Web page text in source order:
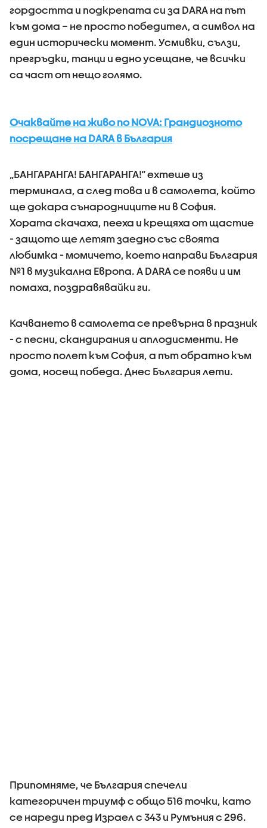
гордостта и подкрепата си за DARA на път
към дома – не просто победител, а символ на
един исторически момент. Усмивки, сълзи,
прегръдки, танци и едно усещане, че всички
са част от нещо голямо.
Очаквайте на живо по NOVA: Грандиозното
посрещане на DARA в България
„БАНГАРАНГА! БАНГАРАНГА!“ ехтеше из
терминала, а след това и в самолета, който
ще докара сънародниците ни в София.
Хората скачаха, пееха и крещяха от щастие
- защото ще летят заедно със своята
любимка - момичето, което направи България
№1 в музикална Европа. А DARA се появи и им
помаха, поздравявайки ги.
Качването в самолета се превърна в празник
- с песни, скандирания и аплодисменти. Не
просто полет към София, а път обратно към
дома, носещ победа. Днес България лети.
Припомняме, че България спечели
категоричен триумф с общо 516 точки, като
се нареди пред Израел с 343 и Румъния с 296.